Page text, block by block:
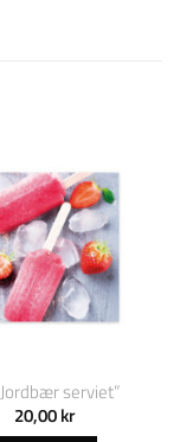
serviet”
20,00kr